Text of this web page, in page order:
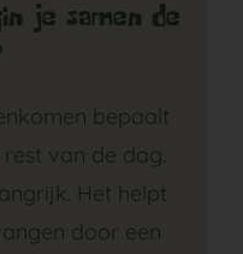
je samen de
bepaalt
van de dag.
Het helpt
door een